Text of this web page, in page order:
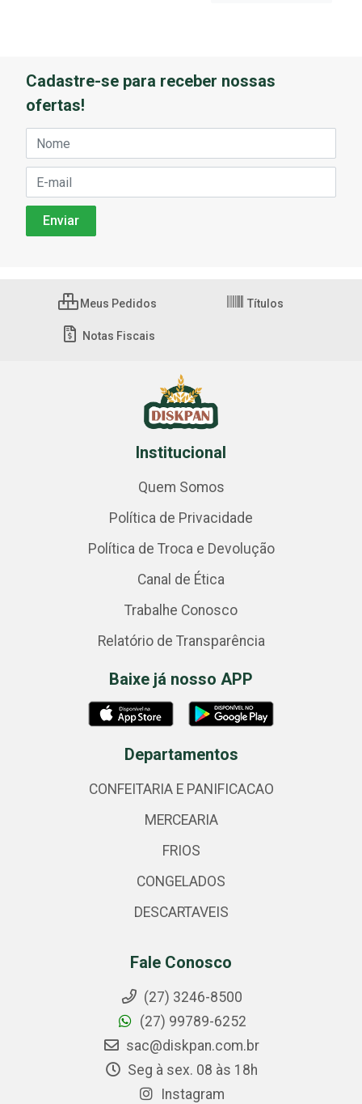
Cadastre-se para receber nossas
ofertas!
Meus Pedidos Títulos
Notas Fiscais
Institucional
Quem Somos
Política de Privacidade
Política de Troca e Devolução
Canal de Ética
Trabalhe Conosco
Relatório de Transparência
Baixe já nosso APP
Departamentos
CONFEITARIA E PANIFICACAO
MERCEARIA
FRIOS
CONGELADOS
DESCARTAVEIS
Fale Conosco
(27) 3246-8500
(27) 99789-6252
sac@diskpan.com.br
Seg à sex. 08 às 18h
Instagram